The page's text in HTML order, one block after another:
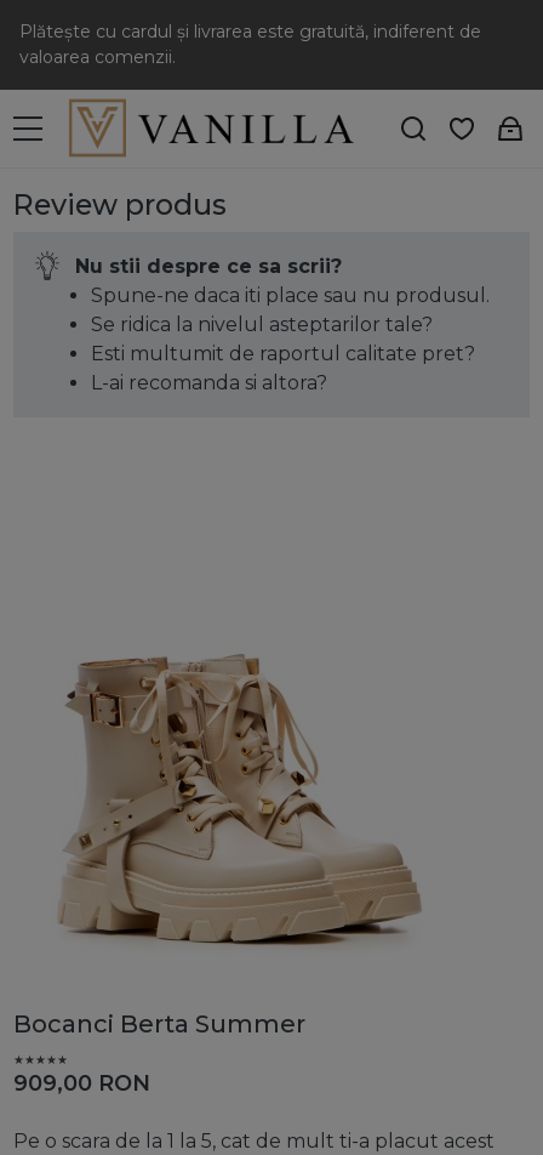
Plătește cu cardul și livrarea este gratuită, indiferent de
valoarea comenzii.
Review produs
Bocanci Berta Summer
909,00 RON
Pe o scara de la 1 la 5, cat de mult ti-a placut acest
Nu stii despre ce sa scrii?
Spune-ne daca iti place sau nu produsul.
Se ridica la nivelul asteptarilor tale?
Esti multumit de raportul calitate pret?
L-ai recomanda si altora?